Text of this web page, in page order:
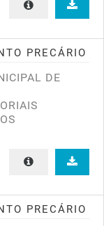
PRECÁRIO
DE
PRECÁRIO